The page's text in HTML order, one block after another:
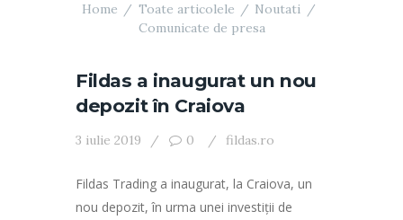
Home Toate articolele
Noutati
Comunicate de presa
Fildas a inaugurat un nou
depozit în Craiova
3 iulie 2019 0 fildas.ro
Fildas Trading a inaugurat, la Craiova, un
nou depozit, în urma unei investiţii de